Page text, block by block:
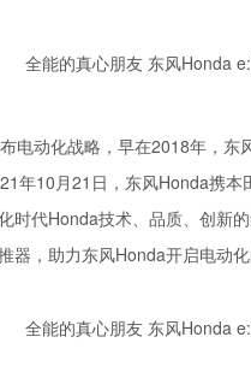
电动化战略，早在2018年，
年10月21日，东风Honda携
时代Honda技术、品质、创新
，助力东风Honda开启电动化